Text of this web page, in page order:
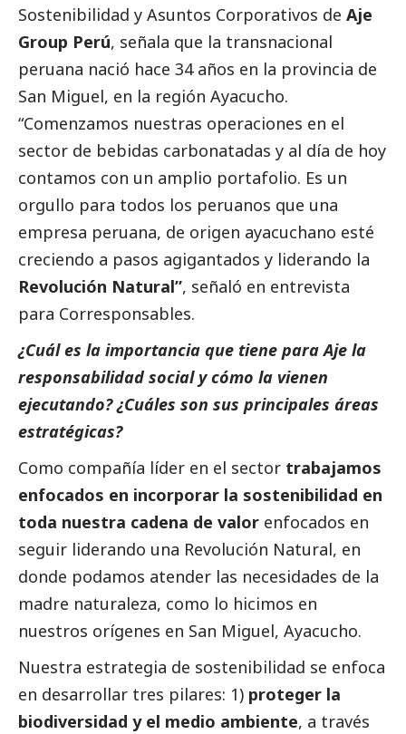
Sostenibilidad y Asuntos Corporativos de Aje
Group Perú, señala que la transnacional
peruana nació hace 34 años en la provincia de
San Miguel, en la región Ayacucho.
“Comenzamos nuestras operaciones en el
sector de bebidas carbonatadas y al día de hoy
contamos con un amplio portafolio. Es un
orgullo para todos los peruanos que una
empresa peruana, de origen ayacuchano esté
creciendo a pasos agigantados y liderando la
Revolución Natural”, señaló en entrevista
para Corresponsables.
¿Cuál es la importancia que tiene para Aje la
responsabilidad socialy cómo la vienen
ejecutando? ¿Cuáles son sus principales áreas
estratégicas?
Como compañía líder en el sector trabajamos
enfocados en incorporar la sostenibilidad en
toda nuestra cadena de valor enfocados en
seguir liderando una Revolución Natural, en
donde podamos atender las necesidades de la
madre naturaleza, como lo hicimos en
nuestros orígenes en San Miguel, Ayacucho.
Nuestra estrategia de sostenibilidad se enfoca
en desarrollar tres pilares: 1) proteger la
biodiversidad y el medio ambiente, a través